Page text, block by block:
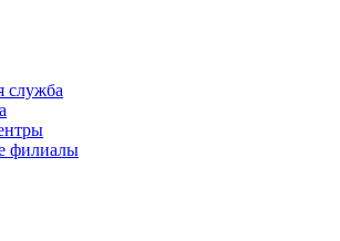
служба
филиалы